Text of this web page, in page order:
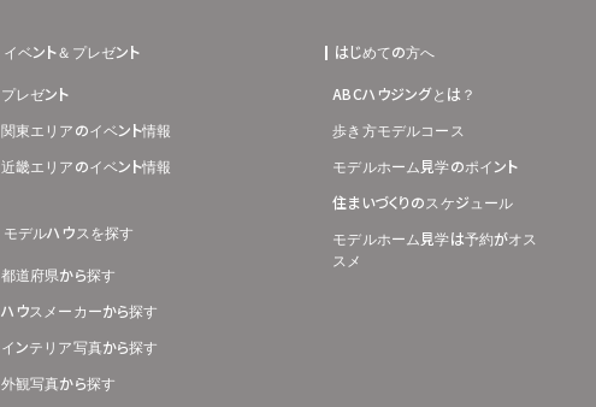
イベント＆プレゼント
プレゼント
関東エリアのイベント情報
近畿エリアのイベント情報
モデルハウスを探す
都道府県から探す
ハウスメーカーから探す
インテリア写真から探す
外観写真から探す
はじめての方へ
ABCハウジングとは？
歩き方モデルコース
モデルホーム見学のポイント
住まいづくりのスケジュール
モデルホーム見学は予約がオス
スメ